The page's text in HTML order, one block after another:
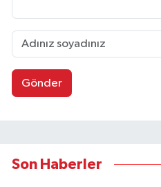
Gönder
Son Haberler